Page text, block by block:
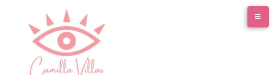
conteúdo